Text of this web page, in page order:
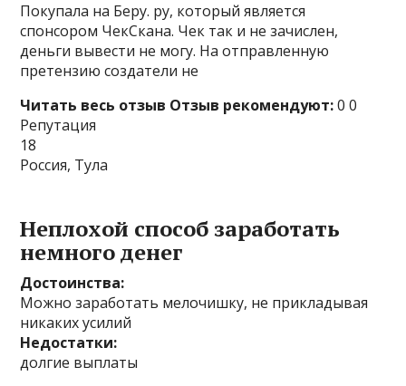
Покупала на Беру. ру, который является
спонсором ЧекСкана. Чек так и не зачислен,
деньги вывести не могу. На отправленную
претензию создатели не
Читать весь отзыв Отзыв рекомендуют:0 0
Репутация
18
Россия, Тула
Неплохой способ заработать
немного денег
Достоинства:
Можно заработать мелочишку, не прикладывая
никаких усилий
Недостатки:
долгие выплаты